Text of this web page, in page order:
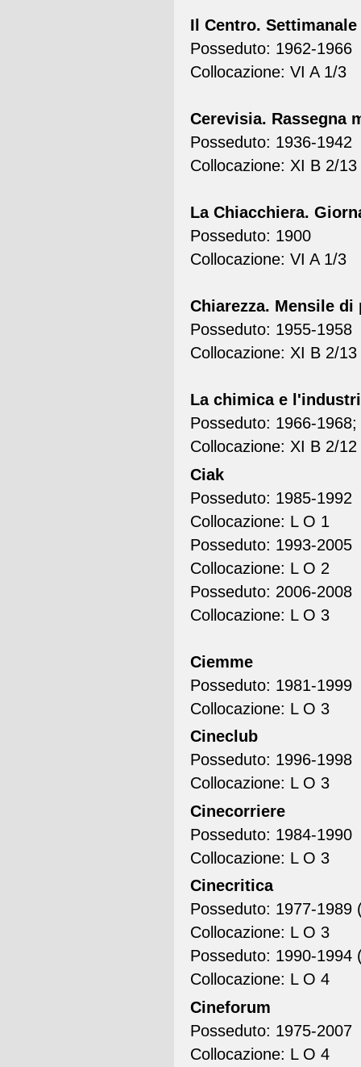
Il Centro.
Posseduto: 1962-1966
Collocazione: VI A 1/3
Cerevisia. Rassegna
Posseduto: 1936-1942
Collocazione: XI B 2/13
La Chiacchiera.
Posseduto: 1900
Collocazione: VI A 1/3
Chiarezza. Mensile
Posseduto: 1955-1958
Collocazione: XI B 2/13
La chimica e
Posseduto: 1966-
Collocazione: XI B 2/12
Ciak
Posseduto: 1985-1992
Collocazione: L O 1
Posseduto: 1993-2005
Collocazione: L O 2
Posseduto: 2006-2008
Collocazione: L O 3
Ciemme
Posseduto: 1981-1999
Collocazione: L O 3
Cineclub
Posseduto: 1996-1998
Collocazione: L O 3
Cinecorriere
Posseduto: 1984-1990
Collocazione: L O 3
Cinecritica
Posseduto: 1977-1989
Collocazione: L O 3
Posseduto: 1990-1994
Collocazione: L O 4
Cineforum
Posseduto: 1975-2007
Collocazione: L O 4